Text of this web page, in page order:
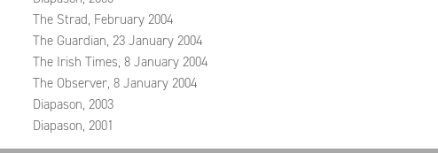
The Strad, February 2004
The Guardian, 23 January 2004
The Irish Times, 8 January 2004
The Observer, 8 January 2004
Diapason, 2003
Diapason, 2001